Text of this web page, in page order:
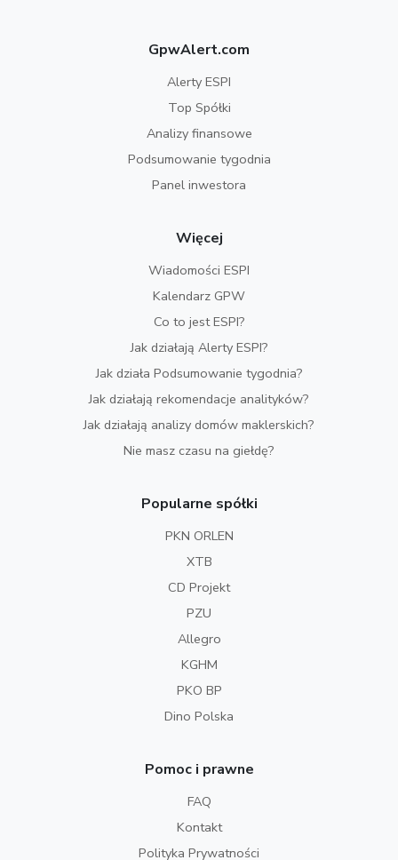
GpwAlert.com
Alerty ESPI
Top Spółki
Analizy finansowe
Podsumowanie tygodnia
Panel inwestora
Więcej
Wiadomości ESPI
Kalendarz GPW
Co to jest ESPI?
Jak działają Alerty ESPI?
Jak działa Podsumowanie tygodnia?
Jak działają rekomendacje analityków?
Jak działają analizy domów maklerskich?
Nie masz czasu na giełdę?
Popularne spółki
PKN ORLEN
XTB
CD Projekt
PZU
Allegro
KGHM
PKO BP
Dino Polska
Pomoc i prawne
FAQ
Kontakt
Polityka Prywatności